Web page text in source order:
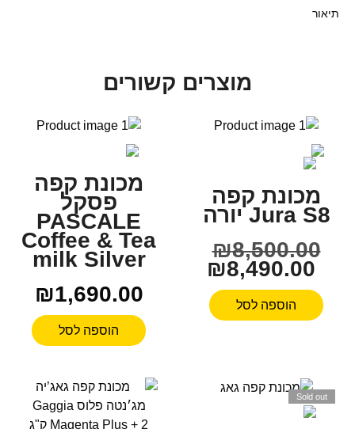
תיאור
מוצרים קשורים
מכונת קפה
Jura S8 יורה
₪8,500.00
₪8,490.00
הוספה לסל
מכונת קפה
פסקל
PASCALE
Coffee & Tea
milk Silver
₪1,690.00
הוספה לסל
Sold out